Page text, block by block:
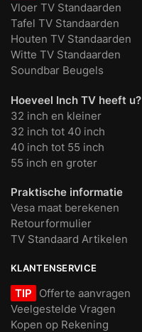
Vloer TV Standaarden
Tafel TV Standaarden
Houten TV Standaarden
Witte TV Standaarden
Soundbar Beugels
Hoeveel Inch TV heeft u?
32 inch en kleiner
32 inch tot 40 inch
40 inch tot 55 inch
55 inch en groter
Praktische informatie
Vesa maat berekenen
Retourformulier
TV Standaard Artikelen
KLANTENSERVICE
TIP
Offerte aanvragen
Veelgestelde Vragen
Kopen op Rekening